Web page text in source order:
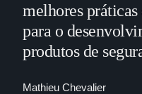
melhores
para o
produtos de
Mathieu Chevalier